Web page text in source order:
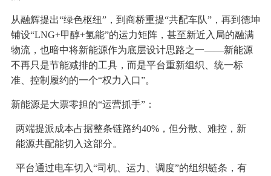
从融辉提出“绿色枢纽”，到商桥重提“共配车队”，再到德坤
铺设“LNG+甲醇+氢能”的运力矩阵，甚至新近入局的融满
物流，也暗中将新能源作为底层设计思路之一——新能源
不再只是节能减排的工具，而是平台重新组织、统一标
准、控制履约的一个“权力入口”。
新能源是大票零担的“运营抓手”：
两端提派成本占据整条链路约40%，但分散、难控，新
能源共配能切入这部分。
平台通过电车切入“司机、运力、调度”的组织链条，有